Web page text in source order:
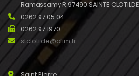
Ramassamy R 97490 SAINTE CLOTILDE
0262 97 05 04
0262 97 1970
stclotilde@ofim.fr
Saint Pierre